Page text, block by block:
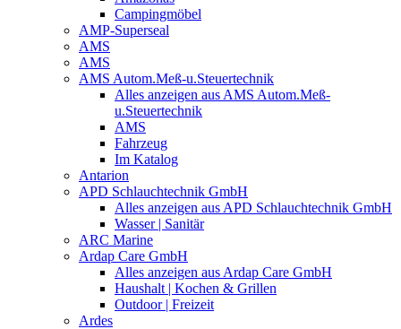
Campingmöbel
AMP-Superseal
AMS
AMS
AMS Autom.Meß-u.Steuertechnik
Alles anzeigen aus AMS Autom.Meß-
u.Steuertechnik
AMS
Fahrzeug
Im Katalog
Antarion
APD Schlauchtechnik GmbH
Alles anzeigen aus APD Schlauchtechnik GmbH
Wasser | Sanitär
ARC Marine
Ardap Care GmbH
Alles anzeigen aus Ardap Care GmbH
Haushalt | Kochen & Grillen
Outdoor | Freizeit
Ardes